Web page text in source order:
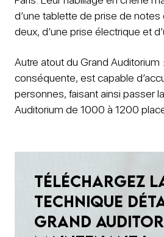
d’une tablette de prise de
deux, d’une prise électrique et
Autre atout du Grand Auditorium
conséquente, est capable
personnes, faisant ainsi passer
Auditorium de 1000 à 1200
Téléchargez
technique
grand